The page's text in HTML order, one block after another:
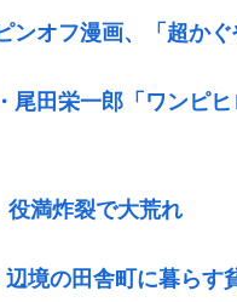
ンオフ漫画、「超か
尾田栄一郎「ワンピ
満炸裂で大荒れ
境の田舎町に暮ら